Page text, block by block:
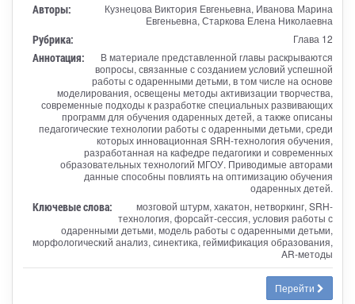
Авторы:
Кузнецова Виктория Евгеньевна, Иванова Марина
Евгеньевна, Старкова Елена Николаевна
Рубрика: Глава 12
Аннотация:
В материале представленной главы раскрываются
вопросы, связанные с созданием условий успешной
работы с одаренными детьми, в том числе на основе
моделирования, освещены методы активизации творчества,
современные подходы к разработке специальных развивающих
программ для обучения одаренных детей, а также описаны
педагогические технологии работы с одаренными детьми, среди
которых инновационная SRH-технология обучения,
разработанная на кафедре педагогики и современных
образовательных технологий МГОУ. Приводимые авторами
данные способны повлиять на оптимизацию обучения
одаренных детей.
Ключевые слова:
мозговой штурм, хакатон, нетворкинг, SRH-
технология, форсайт-сессия, условия работы с
одаренными детьми, модель работы с одаренными детьми,
морфологический анализ, синектика, геймификация образования,
AR-методы
Перейти